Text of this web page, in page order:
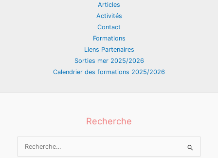
Articles
Activités
Contact
Formations
Liens Partenaires
Sorties mer 2025/2026
Calendrier des formations 2025/2026
Recherche